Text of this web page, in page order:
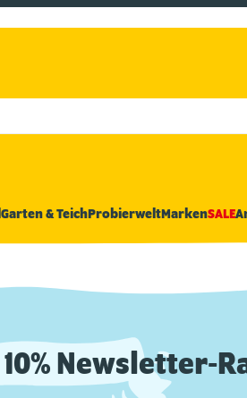
Garten & TeichProbierweltMarkenSALE
10% Newsletter-